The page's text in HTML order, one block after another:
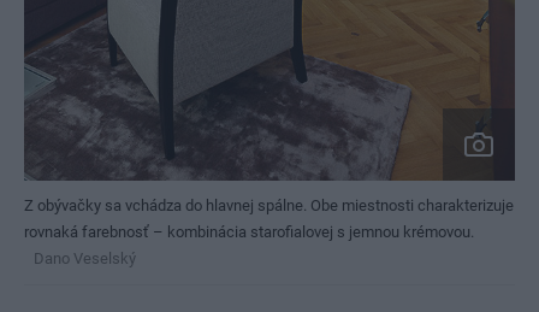
Z obývačky sa vchádza do hlavnej spálne. Obe miestnosti charakterizuje
rovnaká farebnosť – kombinácia starofialovej s jemnou krémovou.
Dano Veselský